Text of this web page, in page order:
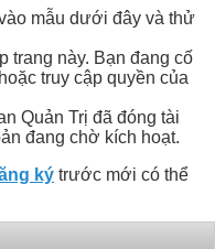
mẫu dưới đây và thử
trang này. Bạn đang cố
truy cập quyền của
Quản Trị đã đóng tài
đang chờ kích hoạt.
ký trước mới có thể